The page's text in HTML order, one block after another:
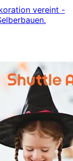
vereint -